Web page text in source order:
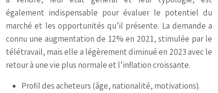
également indispensable pour évaluer le potentiel du
marché et les opportunités qu’il présente. La demande a
connu une augmentation de 12% en 2021, stimulée par le
télétravail, mais elle a légèrement diminué en 2023 avec le
retour à une vie plus normale et l’inflation croissante.
Profil des acheteurs (âge, nationalité, motivations).